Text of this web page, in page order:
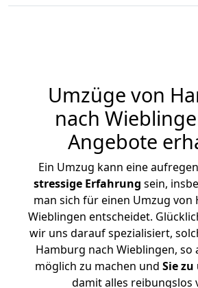
Umzüge von
nach
Angebote
Ein Umzug kann eine
stressige Erfahrung sein,
man sich für einen Umzug von
Wieblingen entscheidet.
wir uns darauf spezialisiert,
Hamburg nach Wieblingen, so
möglich zu machen und Sie
damit alles reibungslos